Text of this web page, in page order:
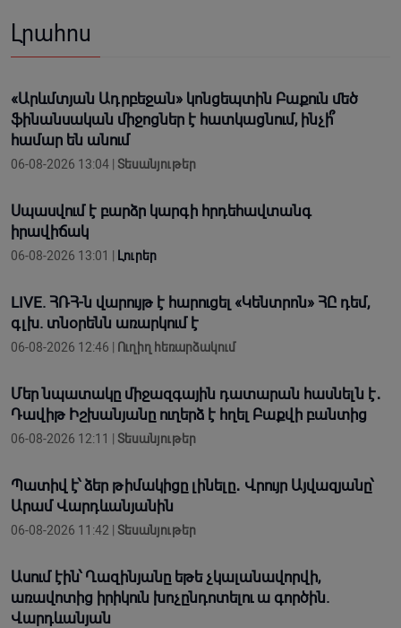
Լրահոս
«Արևմտյան Ադրբեջան» կոնցեպտին Բաքուն մեծ
ֆինանսական միջոցներ է հատկացնում, ինչի՞
համար են անում
06-08-2026 13:04 | Տեսանյութեր
Սպասվում է բարձր կարգի հրդեհավտանգ
իրավիճակ
06-08-2026 13:01 | Լուրեր
LIVE. ՀՌՀ-ն վարույթ է հարուցել «Կենտրոն» ՀԸ դեմ,
գլխ. տնօրենն առարկում է
06-08-2026 12:46 | Ուղիղ հեռարձակում
Մեր նպատակը միջազգային դատարան հասնելն է․
Դավիթ Իշխանյանը ուղերձ է հղել Բաքվի բանտից
06-08-2026 12:11 | Տեսանյութեր
Պատիվ է՝ ձեր թիմակիցը լինելը․ Վրույր Այվազյանը՝
Արամ Վարդևանյանին
06-08-2026 11:42 | Տեսանյութեր
Ասում էին՝ Ղազինյանը եթե չկալանավորվի,
առավոտից իրիկուն խոչընդոտելու ա գործին.
Վարդևանյան